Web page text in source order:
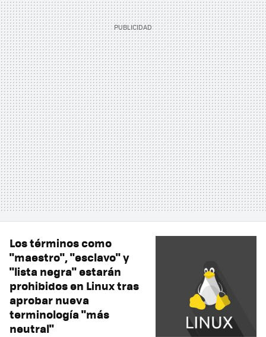
Los términos como
"maestro", "esclavo" y
"lista negra" estarán
prohibidos en Linux tras
aprobar nueva
terminología "más
neutral"